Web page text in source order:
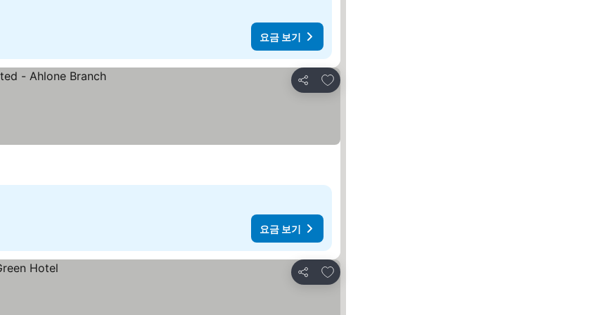
요금 보기
공유
즐겨찾기에 추가
요금 보기
공유
즐겨찾기에 추가